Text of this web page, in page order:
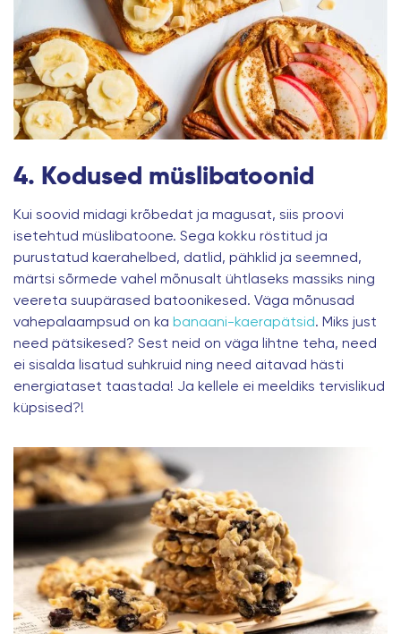
4. Kodused müslibatoonid
Kui soovid midagi krõbedat ja magusat, siis proovi
isetehtud müslibatoone. Sega kokku röstitud ja
purustatud kaerahelbed, datlid, pähklid ja seemned,
märtsi sõrmede vahel mõnusalt ühtlaseks massiks ning
veereta suupärased batoonikesed. Väga mõnusad
vahepalaampsud on ka banaani-kaerapätsid. Miks just
need pätsikesed? Sest neid on väga lihtne teha, need
ei sisalda lisatud suhkruid ning need aitavad hästi
energiataset taastada! Ja kellele ei meeldiks tervislikud
küpsised?!